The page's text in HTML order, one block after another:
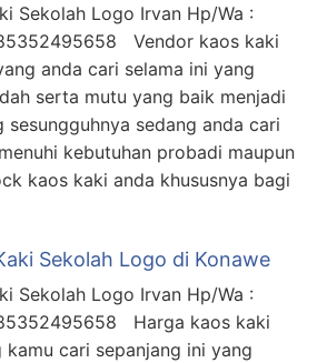
Sekolah Logo Irvan Hp/Wa :
Vendor kaos kaki
anda cari selama ini yang
serta mutu yang baik menjadi
sesungguhnya sedang anda cari
kebutuhan probadi maupun
kaos kaki anda khususnya bagi
Sekolah Logo di Konawe
Sekolah Logo Irvan Hp/Wa :
Harga kaos kaki
cari sepanjang ini yang